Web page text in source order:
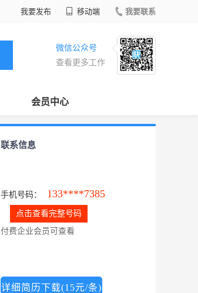
我要发布 移动端 我要联系
微信公众号
查看更多工作
会员中心
联系信息
手机号码： 133****7385
点击查看完整号码
付费企业会员可查看
详细简历下载(15元/条)